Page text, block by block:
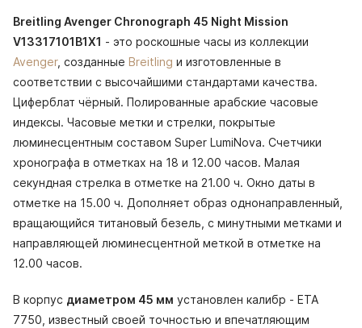
Breitling Avenger Chronograph 45 Night Mission
V13317101B1X1 - это роскошные часы из коллекции
Avenger, созданные Breitling и изготовленные в
соответствии с высочайшими стандартами качества.
Циферблат чёрный. Полированные арабские часовые
индексы. Часовые метки и стрелки, покрытые
люминесцентным составом Super LumiNova. Счетчики
хронографа в отметках на 18 и 12.00 часов. Малая
секундная стрелка в отметке на 21.00 ч. Окно даты в
отметке на 15.00 ч. Дополняет образ однонаправленный,
вращающийся титановый безель, с минутными метками и
направляющей люминесцентной меткой в отметке на
12.00 часов.
В корпус диаметром 45 мм установлен калибр - ETA
7750, известный своей точностью и впечатляющим